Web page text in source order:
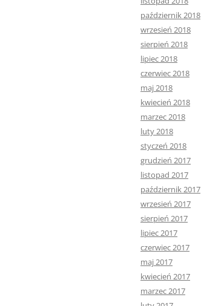
październik 2018
wrzesień 2018
sierpień 2018
lipiec 2018
czerwiec 2018
maj 2018
kwiecień 2018
marzec 2018
luty 2018
styczeń 2018
grudzień 2017
listopad 2017
październik 2017
wrzesień 2017
sierpień 2017
lipiec 2017
czerwiec 2017
maj 2017
kwiecień 2017
marzec 2017